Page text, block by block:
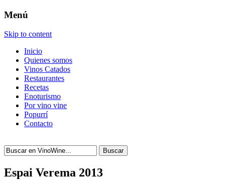
Menú
Skip to content
Inicio
Quienes somos
Vinos Catados
Restaurantes
Recetas
Enoturismo
Por vino vine
Popurrí
Contacto
Buscar
Espai Verema 2013